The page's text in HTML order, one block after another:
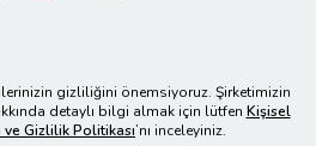
gizliliğini önemsiyoruz. Şirketimizin
detaylı bilgi almak için lütfen Kişisel
ve Gizlilik Politikası’nı inceleyiniz.